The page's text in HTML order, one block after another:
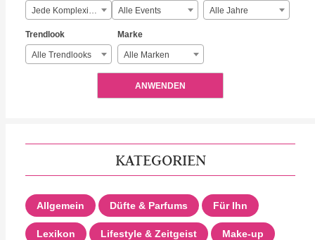
Jede Komplexität Alle Events Alle Jahre
Trendlook
Alle Trendlooks
Marke
Alle Marken
ANWENDEN
KATEGORIEN
Allgemein Düfte & Parfums Für Ihn
Lexikon Lifestyle & Zeitgeist Make-up